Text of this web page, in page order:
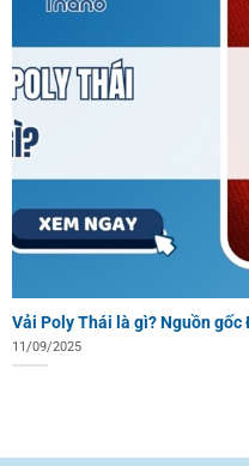
Vải Poly Thái là gì? Nguồn gốc
11/09/2025